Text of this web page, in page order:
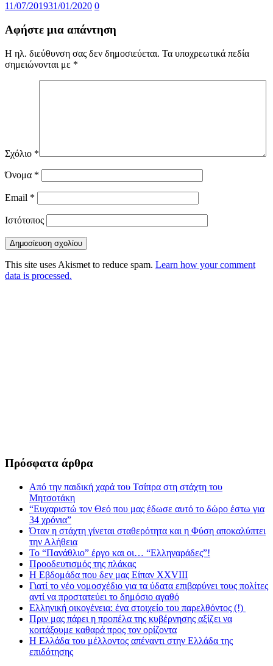
11/07/201931/01/2020 0
Αφήστε μια απάντηση
Η ηλ. διεύθυνση σας δεν δημοσιεύεται. Τα υποχρεωτικά πεδία
σημειώνονται με *
Σχόλιο *
Όνομα *
Email *
Ιστότοπος
This site uses Akismet to reduce spam. Learn how your comment
data is processed.
Πρόσφατα άρθρα
Από την παιδική χαρά του Τσίπρα στη στάχτη του
Μητσοτάκη
“Ευχαριστώ τον Θεό που μας έδωσε αυτό το δώρο έστω για
34 χρόνια”
Όταν η στάχτη γίνεται σταθερότητα και η Φύση αποκαλύπτει
την Αλήθεια
Το “Πανάθλιο” έργο και οι… “Ελληναράδες”!
Προοδευτισμός της πλάκας
Η Εβδομάδα που δεν μας Είπαν XXVIII
Γιατί το νέο νομοσχέδιο για τα ύδατα επιβαρύνει τους πολίτες
αντί να προστατεύει το δημόσιο αγαθό
Ελληνική οικογένεια: ένα στοιχείο του παρελθόντος (!)
Πριν μας πάρει η προπέλα της κυβέρνησης αξίζει να
κοιτάξουμε καθαρά προς τον ορίζοντα
Η Ελλάδα του μέλλοντος απέναντι στην Ελλάδα της
επιδότησης